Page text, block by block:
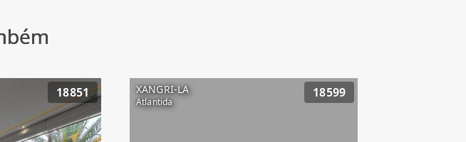
18851 XANGRI-LA
Atlantida
18599